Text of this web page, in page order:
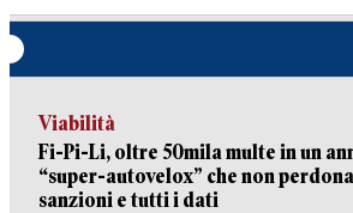
Viabilità
Fi-Pi-Li, oltre 50mila multe in un
“super-autovelox” che non
sanzioni e tutti i dati